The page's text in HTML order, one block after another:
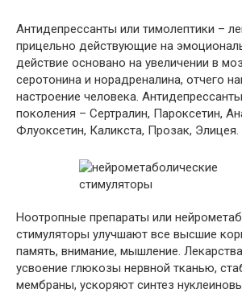
Антидепрессанты или тимолептики –
прицельно действующие на
действие основано на увеличении в
серотонина и норадреналина, отчего
настроение человека.
поколения – Сертралин, Пароксетин,
Флуоксетин, Каликста, Прозак, Элицея.
Ноотропные препараты или
стимуляторы улучшают все высшие
память, внимание, мышление.
усвоение глюкозы нервной тканью,
мембраны, ускоряют синтез